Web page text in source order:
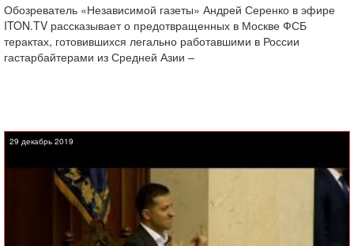
Обозреватель «Независимой газеты» Андрей Серенко в эфире
ITON.TV рассказывает о предотвращенных в Москве ФСБ
терактах, готовившихся легально работавшими в России
гастарбайтерами из Средней Азии –
29 декабрь 2019